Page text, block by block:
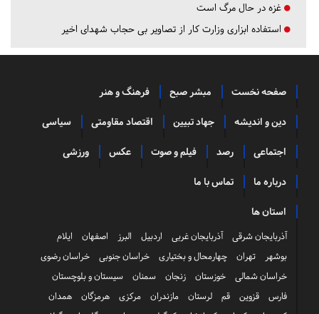
غزه در حال مرگ است
استفاده ابزاری وزارت کار از تصاویر بی حجاب شهدای اخیر
صفحه نخست مبشر صبح فرهنگ و هنر
دین و اندیشه جهاد تبیین اقتصاد مقاومتی سیاسی
اجتماعی رصد فیلم و صوت عکس ورزشی
درباره ما تماس با ما
استان ها
آذربایجان شرقی آذربایجان غربی اردبیل البرز اصفهان
ایلام
بوشهر
تهران چهارمحال و بختیاری خراسان جنوبی
خراسان رضوی
خراسان شمالی
خوزستان زنجان سمنان
سیستان و بلوچستان
فارس
قزوین قم لرستان مازندران مرکزی هرمزگان
همدان